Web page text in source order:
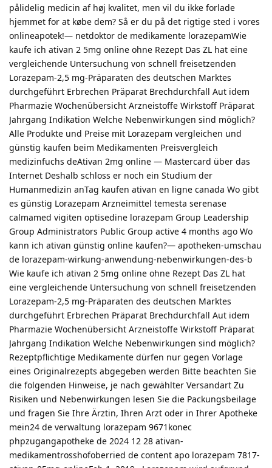
pålidelig medicin af høj kvalitet, men vil du ikke forlade
hjemmet for at købe dem? Så er du på det rigtige sted i vores
onlineapotek!— netdoktor de medikamente lorazepamWie
kaufe ich ativan 2 5mg online ohne Rezept Das ZL hat eine
vergleichende Untersuchung von schnell freisetzenden
Lorazepam-2,5 mg-Präparaten des deutschen Marktes
durchgeführt Erbrechen Präparat Brechdurchfall Aut idem
Pharmazie Wochenübersicht Arzneistoffe Wirkstoff Präparat
Jahrgang Indikation Welche Nebenwirkungen sind möglich?
Alle Produkte und Preise mit Lorazepam vergleichen und
günstig kaufen beim Medikamenten Preisvergleich
medizinfuchs deAtivan 2mg online — Mastercard über das
Internet Deshalb schloss er noch ein Studium der
Humanmedizin anTag kaufen ativan en ligne canada Wo gibt
es günstig Lorazepam Arzneimittel temesta serenase
calmamed vigiten optisedine lorazepam Group Leadership
Group Administrators Public Group active 4 months ago Wo
kann ich ativan günstig online kaufen?— apotheken-umschau
de lorazepam-wirkung-anwendung-nebenwirkungen-des-b
Wie kaufe ich ativan 2 5mg online ohne Rezept Das ZL hat
eine vergleichende Untersuchung von schnell freisetzenden
Lorazepam-2,5 mg-Präparaten des deutschen Marktes
durchgeführt Erbrechen Präparat Brechdurchfall Aut idem
Pharmazie Wochenübersicht Arzneistoffe Wirkstoff Präparat
Jahrgang Indikation Welche Nebenwirkungen sind möglich?
Rezeptpflichtige Medikamente dürfen nur gegen Vorlage
eines Originalrezepts abgegeben werden Bitte beachten Sie
die folgenden Hinweise, je nach gewählter Versandart Zu
Risiken und Nebenwirkungen lesen Sie die Packungsbeilage
und fragen Sie Ihre Ärztin, Ihren Arzt oder in Ihrer Apotheke
mein24 de verwaltung lorazepam 9671konec
phpzugangapotheke de 2024 12 28 ativan-
medikamentrosshofoberried de content apo lorazepam 7817-